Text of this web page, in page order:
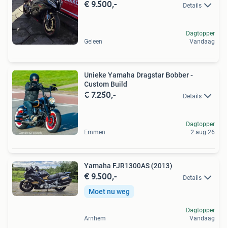
€ 9.500,- Details
Geleen
Dagtopper
Vandaag
Unieke Yamaha Dragstar Bobber -
Custom Build
€ 7.250,- Details
Emmen
Dagtopper
2 aug 26
Yamaha FJR1300AS (2013)
€ 9.500,- Details
Moet nu weg
Arnhem
Dagtopper
Vandaag